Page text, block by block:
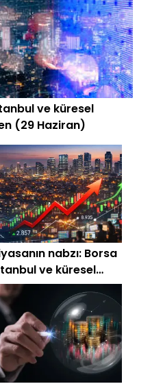
ve küresel
(29 Haziran)
nabzı: Borsa
ve küresel
gün
(13 Nisan)